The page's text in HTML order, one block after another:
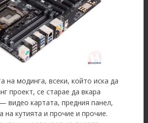
на модинга, всеки, който иска да
проект, се старае да вкара
видео картата, предния панел,
на кутията и прочие и прочие.